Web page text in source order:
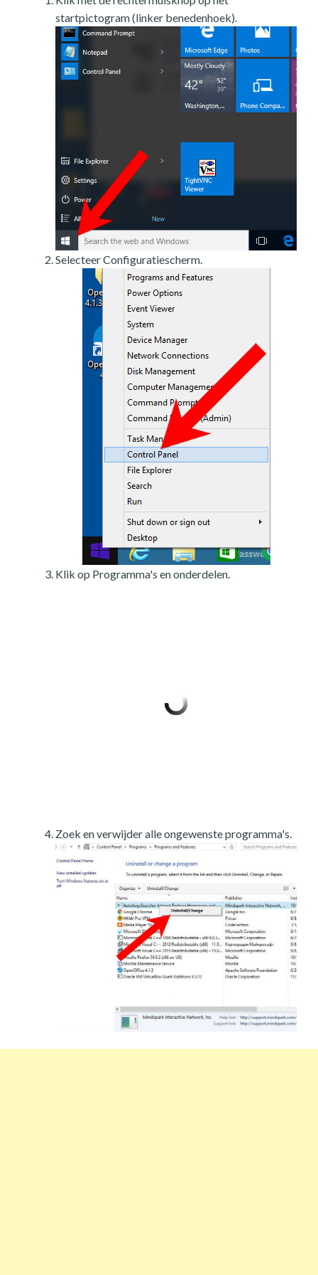
startpictogram (linker benedenhoek).
Selecteer Configuratiescherm.
Klik op Programma's en onderdelen.
Zoek en verwijder alle ongewenste programma's.